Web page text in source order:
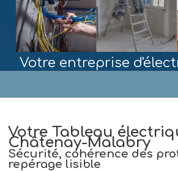
Votre entreprise
Votre Tableau
Châtenay-Malabry
Sécurité, cohérence des
repérage lisible